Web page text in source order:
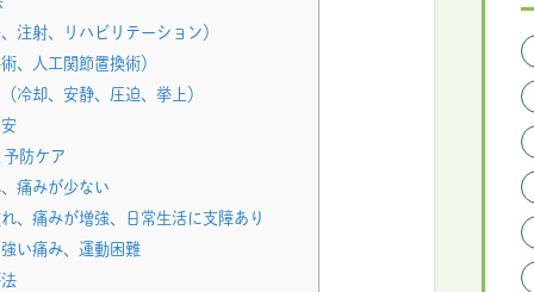
注射、リハビリテーション）
、人工関節置換術）
冷却、安静、圧迫、挙上）
防ケア
痛みが少ない
、痛みが増強、日常生活に支障あり
い痛み、運動困難